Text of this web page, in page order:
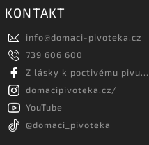
KONTAKT
info@domaci-pivoteka.cz
739 606 600
Z lásky k poctivému pivu...
domacipivoteka.cz/
YouTube
@domaci_pivoteka